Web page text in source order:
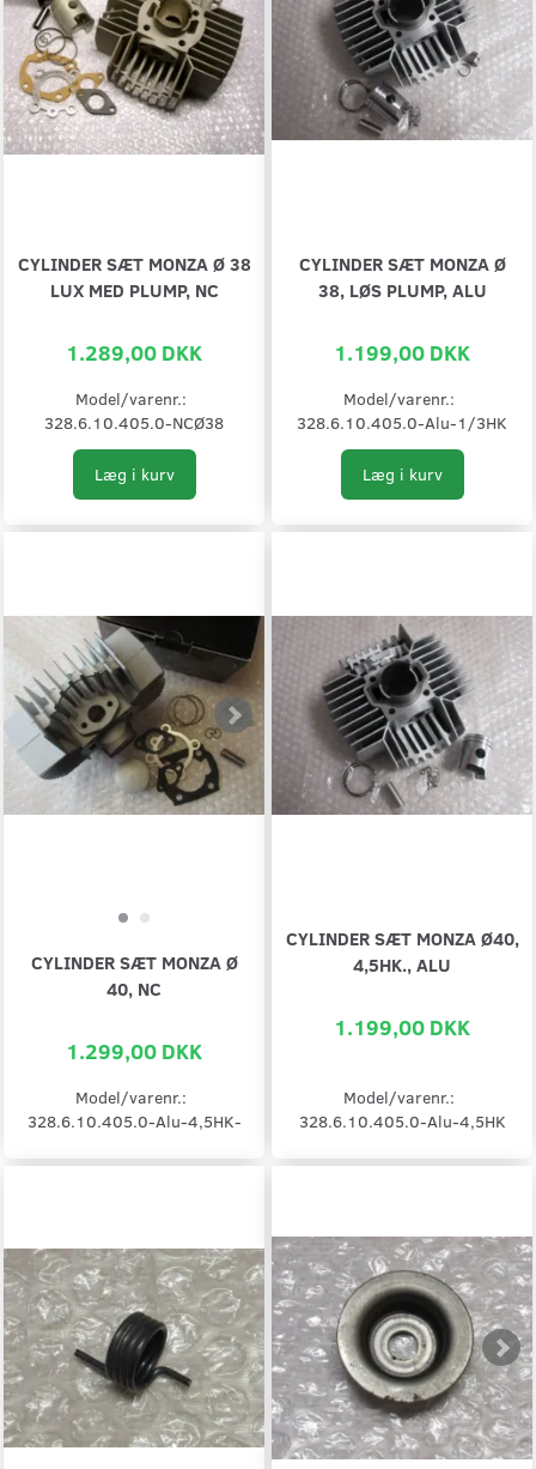
CYLINDER SÆT MONZA Ø 38
LUX MED PLUMP, NC
1.289,00 DKK
Model/varenr.:
328.6.10.405.0-NCØ38
Læg i kurv
CYLINDER SÆT MONZA Ø
38, LØS PLUMP, ALU
1.199,00 DKK
Model/varenr.:
328.6.10.405.0-Alu-1/3HK
Læg i kurv
CYLINDER SÆT MONZA Ø
40, NC
1.299,00 DKK
Model/varenr.:
328.6.10.405.0-Alu-4,5HK-
CYLINDER SÆT MONZA Ø40,
4,5HK., ALU
1.199,00 DKK
Model/varenr.:
328.6.10.405.0-Alu-4,5HK